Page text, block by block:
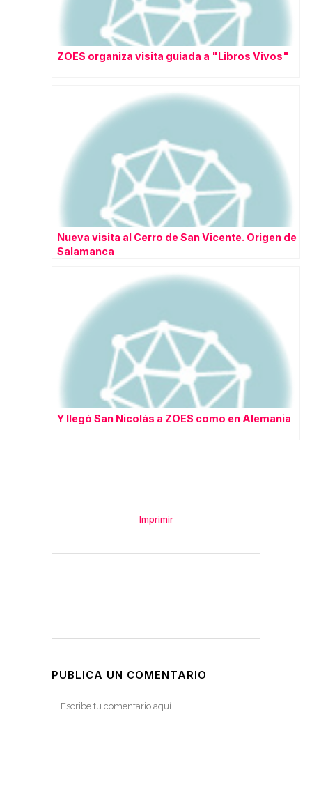
ZOES organiza visita guiada a "Libros Vivos"
Nueva visita al Cerro de San Vicente. Origen de
Salamanca
Y llegó San Nicolás a ZOES como en Alemania
Imprimir
PUBLICA UN COMENTARIO